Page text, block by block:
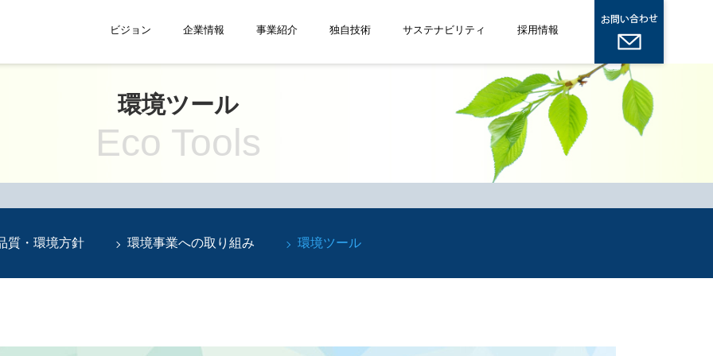
ビジョン 企業情報 事業紹介 独自技術 サステナビリティ 採用情報
環境ツール
Eco Tools
質・環境方針 環境事業への取り組み 環境ツール